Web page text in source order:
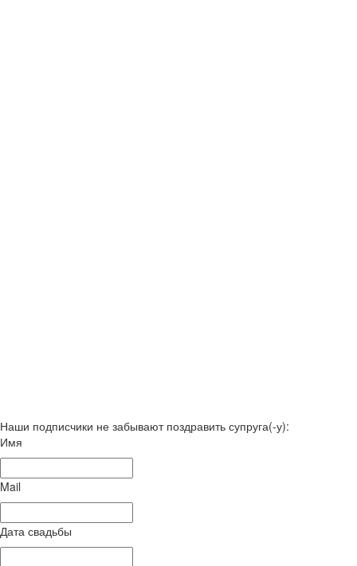
Наши подписчики не забывают поздравить супруга(-у):
Имя
Mail
Дата свадьбы